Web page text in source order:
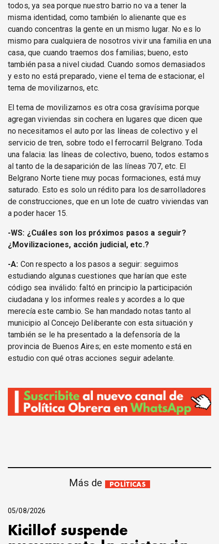
todos, ya sea porque nuestro barrio no va a tener la
misma identidad, como también lo alienante que es
cuando concentras la gente en un mismo lugar. No es lo
mismo para cualquiera de nosotros vivir una familia en una
casa, que cuando traemos dos familias; bueno, esto
también pasa a nivel ciudad. Cuando somos demasiados
y esto no está preparado, viene el tema de estacionar, el
tema de movilizarnos, etc.
El tema de movilizarnos es otra cosa gravísima porque
agregan viviendas sin cochera en lugares que dicen que
no necesitamos el auto por las líneas de colectivo y el
servicio de tren, sobre todo el ferrocarril Belgrano. Toda
una falacia: las líneas de colectivo, bueno, todos estamos
al tanto de la desaparición de las líneas 707, etc. El
Belgrano Norte tiene muy pocas formaciones, está muy
saturado. Esto es solo un rédito para los desarrolladores
de construcciones, que en un lote de cuatro viviendas van
a poder hacer 15.
-WS: ¿Cuáles son los próximos pasos a seguir?
¿Movilizaciones, acción judicial, etc.?
-A: Con respecto a los pasos a seguir: seguimos
estudiando algunas cuestiones que harían que este
código sea inválido: faltó en principio la participación
ciudadana y los informes reales y acordes a lo que
merecía este cambio. Se han mandado notas tanto al
municipio al Concejo Deliberante con esta situación y
también se le ha presentado a la defensoría de la
provincia de Buenos Aires; en este momento está en
estudio con qué otras acciones seguir adelante.
Más de POLÍTICAS
05/08/2026
Kicillof suspende